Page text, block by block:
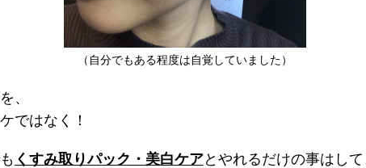
（自分でもある程度は自覚していました）
、
ではなく！
くすみ取りパック・美白ケアとやれるだけの事はし